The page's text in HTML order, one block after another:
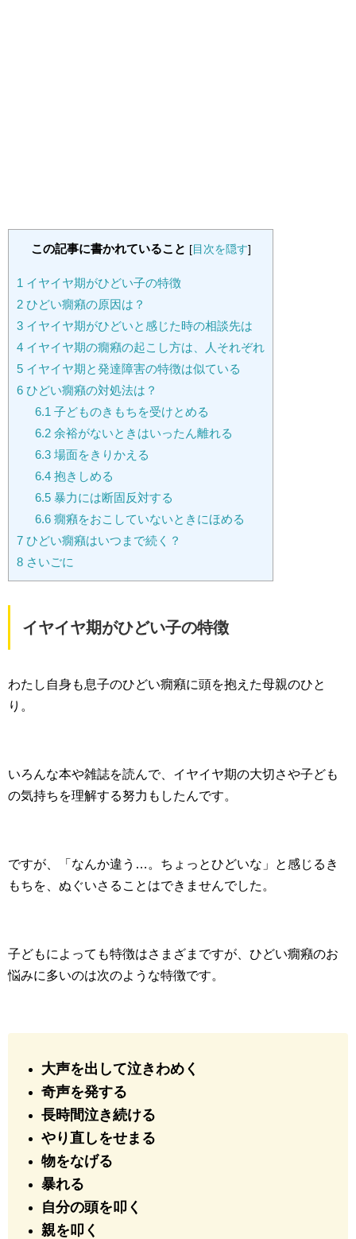
この記事に書かれていること [目次を隠す]
1 イヤイヤ期がひどい子の特徴
2 ひどい癇癪の原因は？
3 イヤイヤ期がひどいと感じた時の相談先は
4 イヤイヤ期の癇癪の起こし方は、人それぞれ
5 イヤイヤ期と発達障害の特徴は似ている
6 ひどい癇癪の対処法は？
6.1 子どものきもちを受けとめる
6.2余裕がないときはいったん離れる
6.3場面をきりかえる
6.4抱きしめる
6.5暴力には断固反対する
6.6癇癪をおこしていないときにほめる
7 ひどい癇癪はいつまで続く？
8 さいごに
イヤイヤ期がひどい子の特徴
わたし自身も息子のひどい癇癪に頭を抱えた母親のひと
り。
いろんな本や雑誌を読んで、イヤイヤ期の大切さや子ども
の気持ちを理解する努力もしたんです。
ですが、「なんか違う…。ちょっとひどいな」と感じるき
もちを、ぬぐいさることはできませんでした。
子どもによっても特徴はさまざまですが、ひどい癇癪のお
悩みに多いのは次のような特徴です。
大声を出して泣きわめく
奇声を発する
長時間泣き続ける
やり直しをせまる
物をなげる
暴れる
自分の頭を叩く
親を叩く